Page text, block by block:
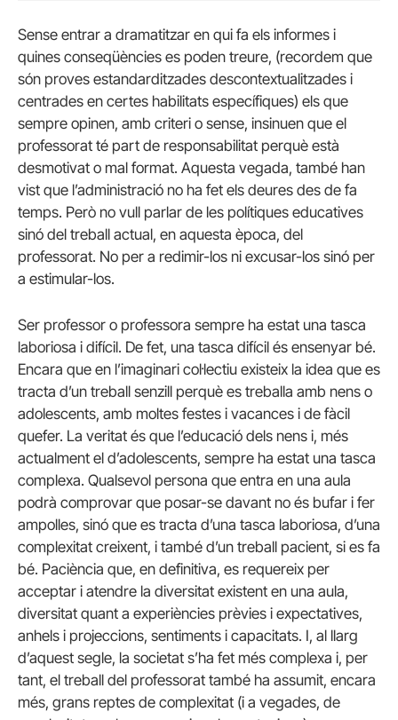
Sense entrar a dramatitzar en qui fa els informes i
quines conseqüències es poden treure, (recordem que
són proves estandarditzades descontextualitzades i
centrades en certes habilitats específiques) els que
sempre opinen, amb criteri o sense, insinuen que el
professorat té part de responsabilitat perquè està
desmotivat o mal format. Aquesta vegada, també han
vist que l’administració no ha fet els deures des de fa
temps. Però no vull parlar de les polítiques educatives
sinó del treball actual, en aquesta època, del
professorat. No per a redimir-los ni excusar-los sinó per
a estimular-los.
Ser professor o professora sempre ha estat una tasca
laboriosa i difícil. De fet, una tasca difícil és ensenyar bé.
Encara que en l’imaginari col·lectiu existeix la idea que es
tracta d’un treball senzill perquè es treballa amb nens o
adolescents, amb moltes festes i vacances i de fàcil
quefer. La veritat és que l’educació dels nens i, més
actualment el d’adolescents, sempre ha estat una tasca
complexa. Qualsevol persona que entra en una aula
podrà comprovar que posar-se davant no és bufar i fer
ampolles, sinó que es tracta d’una tasca laboriosa, d’una
complexitat creixent, i també d’un treball pacient, si es fa
bé. Paciència que, en definitiva, es requereix per
acceptar i atendre la diversitat existent en una aula,
diversitat quant a experiències prèvies i expectatives,
anhels i projeccions, sentiments i capacitats. I, al llarg
d’aquest segle, la societat s’ha fet més complexa i, per
tant, el treball del professorat també ha assumit, encara
més, grans reptes de complexitat (i a vegades, de